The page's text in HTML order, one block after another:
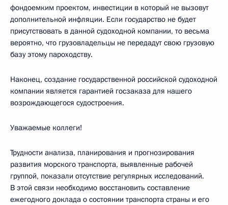
фондоемким проектом, инвестиции в который не вызовут
дополнительной инфляции. Если государство не будет
присутствовать в данной судоходной компании, то весьма
вероятно, что грузовладельцы не передадут свою грузовую
базу этому пароходству.
Наконец, создание государственной российской судоходной
компании является гарантией госзаказа для нашего
возрождающегося судостроения.
Уважаемые коллеги!
Трудности анализа, планирования и прогнозирования
развития морского транспорта, выявленные рабочей
группой, показали отсутствие регулярных исследований.
В этой связи необходимо восстановить составление
ежегодного доклада о состоянии транспорта страны и его